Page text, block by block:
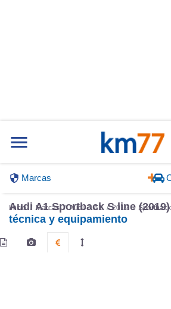
Marcas
Inicio Marcas Audi A1 2019 Sportback
Audi A1 Sportback S line
técnica y equipamiento